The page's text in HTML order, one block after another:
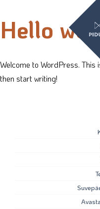
Hello
Welcome to WordPress.
then start writing!